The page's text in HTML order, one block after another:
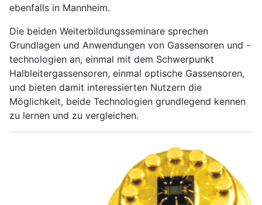
ebenfalls in Mannheim.
Die beiden Weiterbildungsseminare sprechen
Grundlagen und Anwendungen von Gassensoren und -
technologien an, einmal mit dem Schwerpunkt
Halbleitergassensoren, einmal optische Gassensoren,
und bieten damit interessierten Nutzern die
Möglichkeit, beide Technologien grundlegend kennen
zu lernen und zu vergleichen.